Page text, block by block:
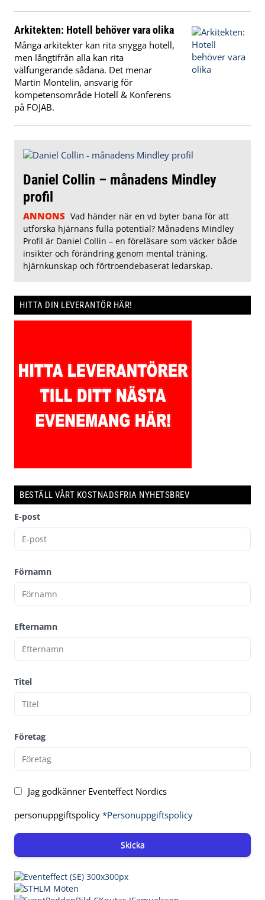
Arkitekten: Hotell behöver vara olika
Många arkitekter kan rita snygga hotell,
men långtifrån alla kan rita
välfungerande sådana. Det menar
Martin Montelin, ansvarig för
kompetensområde Hotell & Konferens
på FOJAB.
Daniel Collin – månadens Mindley
profil
ANNONS Vad händer när en vd byter bana för att
utforska hjärnans fulla potential? Månadens Mindley
Profil är Daniel Collin – en föreläsare som väcker både
insikter och förändring genom mental träning,
hjärnkunskap och förtroendebaserat ledarskap.
HITTA DIN LEVERANTÖR HÄR!
BESTÄLL VÅRT KOSTNADSFRIA NYHETSBREV
E-post
Förnamn
Efternamn
Titel
Företag
Jag godkänner Eventeffect Nordics
personuppgiftspolicy *Personuppgiftspolicy
Skicka